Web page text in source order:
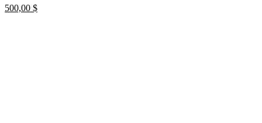
500,00 $